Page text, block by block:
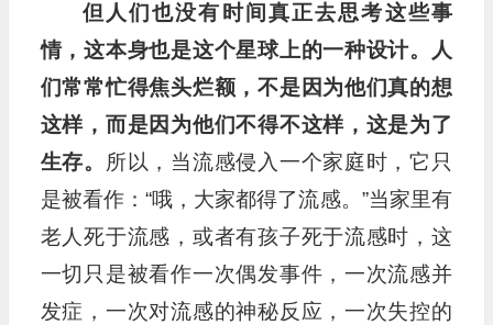
但人们也没有时间真正去思考这些事
情，这本身也是这个星球上的一种设计。人
们常常忙得焦头烂额，不是因为他们真的想
这样，而是因为他们不得不这样，这是为了
生存。
所以，当流感侵入一个家庭时，它只
是被看作：“哦，大家都得了流感。”当家里有
老人死于流感，或者有孩子死于流感时，这
一切只是被看作一次偶发事件，一次流感并
发症，一次对流感的神秘反应，一次失控的